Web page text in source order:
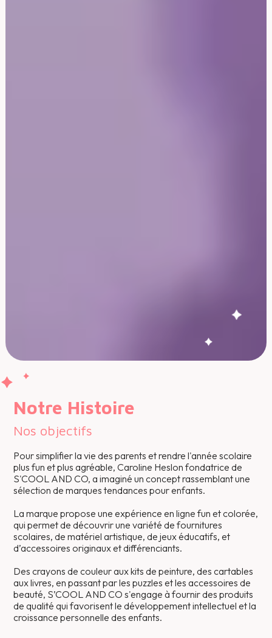
Notre Histoire
Nos objectifs
Pour simplifier la vie des parents et rendre l'année scolaire
plus fun et plus agréable, Caroline Heslon fondatrice de
S'COOL AND CO, a imaginé un concept rassemblant une
sélection de marques tendances pour enfants.
Lamarque propose une expérience en lignefun et colorée,
qui permet de découvrir une variété de fournitures
scolaires, de matériel artistique, de jeux éducatifs, et
d’accessoires originaux et différenciants.
Des crayons de couleur aux kits de peinture, des cartables
aux livres, en passant par les puzzles et les accessoires de
beauté, S’COOL AND CO s'engage à fournir des produits
de qualité qui favorisent le développement intellectuel et la
croissance personnelle des enfants.